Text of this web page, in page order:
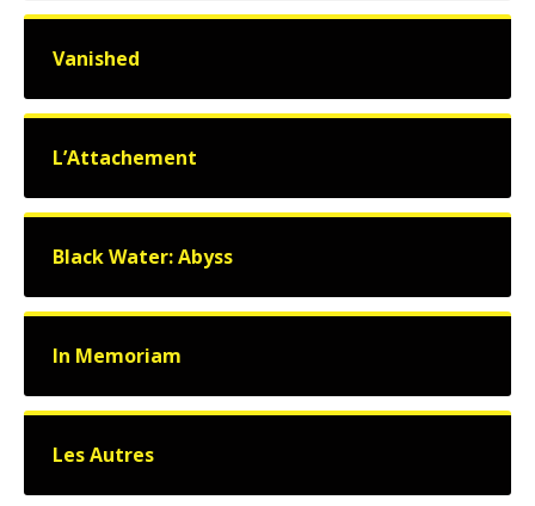
Vanished
L’Attachement
Black Water: Abyss
In Memoriam
Les Autres